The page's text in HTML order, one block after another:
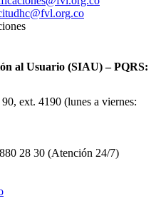
al Usuario (SIAU) – PQRS:
ext. 4190 (lunes a viernes:
28 30 (Atención 24/7)